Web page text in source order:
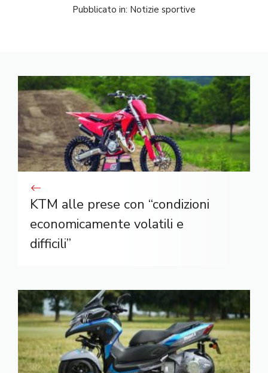
Pubblicato in: Notizie sportive
KTM alle prese con “condizioni
economicamente volatili e
difficili”